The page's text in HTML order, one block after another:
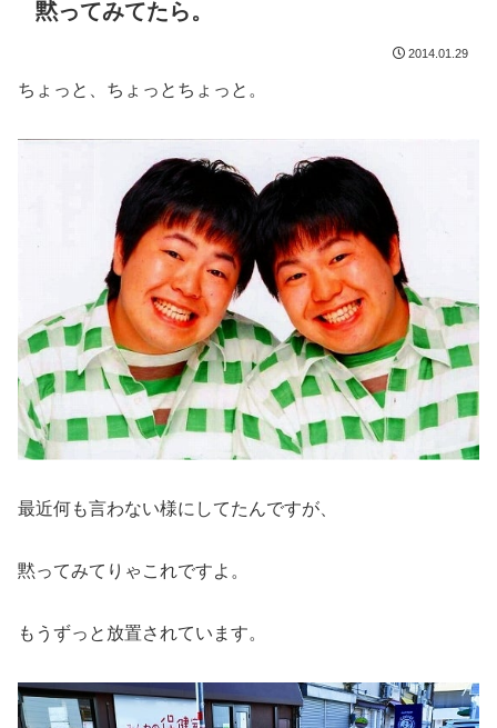
黙ってみてたら。
2014.01.29
ちょっと、ちょっとちょっと。
最近何も言わない様にしてたんですが、
黙ってみてりゃこれですよ。
もうずっと放置されています。